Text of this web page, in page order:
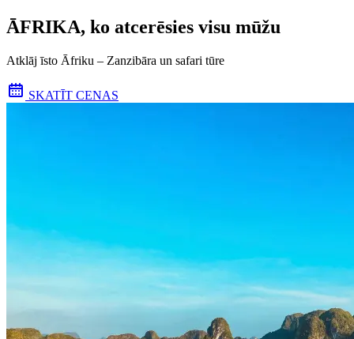
ĀFRIKA, ko atcerēsies visu mūžu
Atklāj īsto Āfriku – Zanzibāra un safari tūre
SKATĪT CENAS